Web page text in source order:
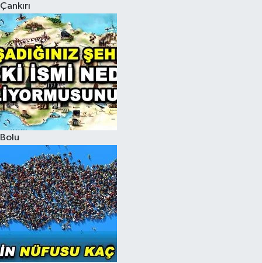
Çankırı
Bolu